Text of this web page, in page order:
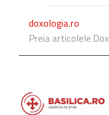
doxologia.ro
Preia articolele